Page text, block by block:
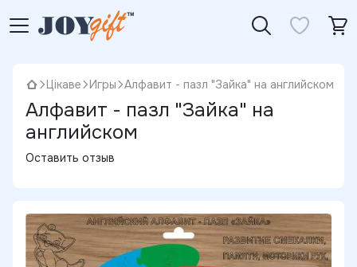
Цікаве Игры Алфавит - пазл "Зайка" на английском
Алфавит - пазл "Зайка" на
английском
Оставить отзыв